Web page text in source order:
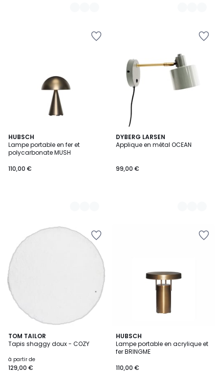
HUBSCH
Lampe portable en fer et
polycarbonate MUSH
110,00 €
11
Couleurs
DYBERG LARSEN
Applique en métal OCEAN
99,00 €
6
Couleurs
TOM TAILOR
Tapis shaggy doux - COZY
à partir de
129,00 €
12
Couleurs
HUBSCH
Lampe portable en acrylique et
fer BRINGME
110,00 €
8
Couleurs